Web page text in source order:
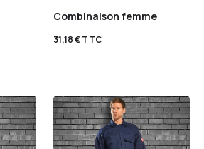
Combinaison femme
31,18€TTC